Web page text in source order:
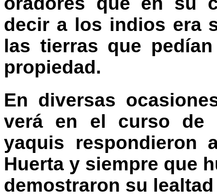
decir a los indios era
las tierras que
propiedad.
En diversas
verá en el curso de
yaquis respondieron
Huerta y siempre que
demostraron su